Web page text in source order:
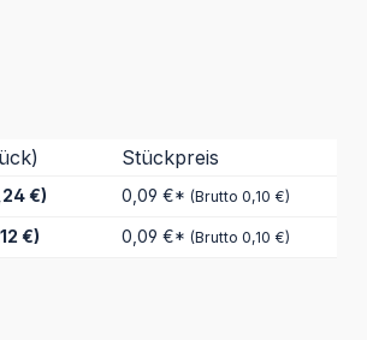
Stückpreis
€) 0,09 €*(Brutto 0,10 €)
€) 0,09 €*(Brutto 0,10 €)